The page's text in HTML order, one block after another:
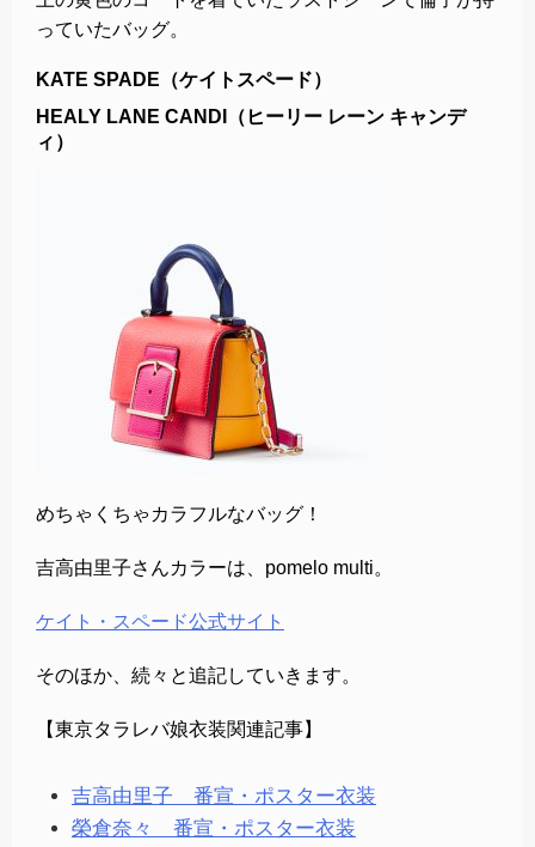
っていたバッグ。
KATE SPADE（ケイトスペード）
HEALY LANE CANDI（ヒーリー レーン キャンデ
ィ）
めちゃくちゃカラフルなバッグ！
吉高由里子さんカラーは、pomelo multi。
ケイト・スペード公式サイト
そのほか、続々と追記していきます。
【東京タラレバ娘衣装関連記事】
吉高由里子 番宣・ポスター衣装
榮倉奈々 番宣・ポスター衣装